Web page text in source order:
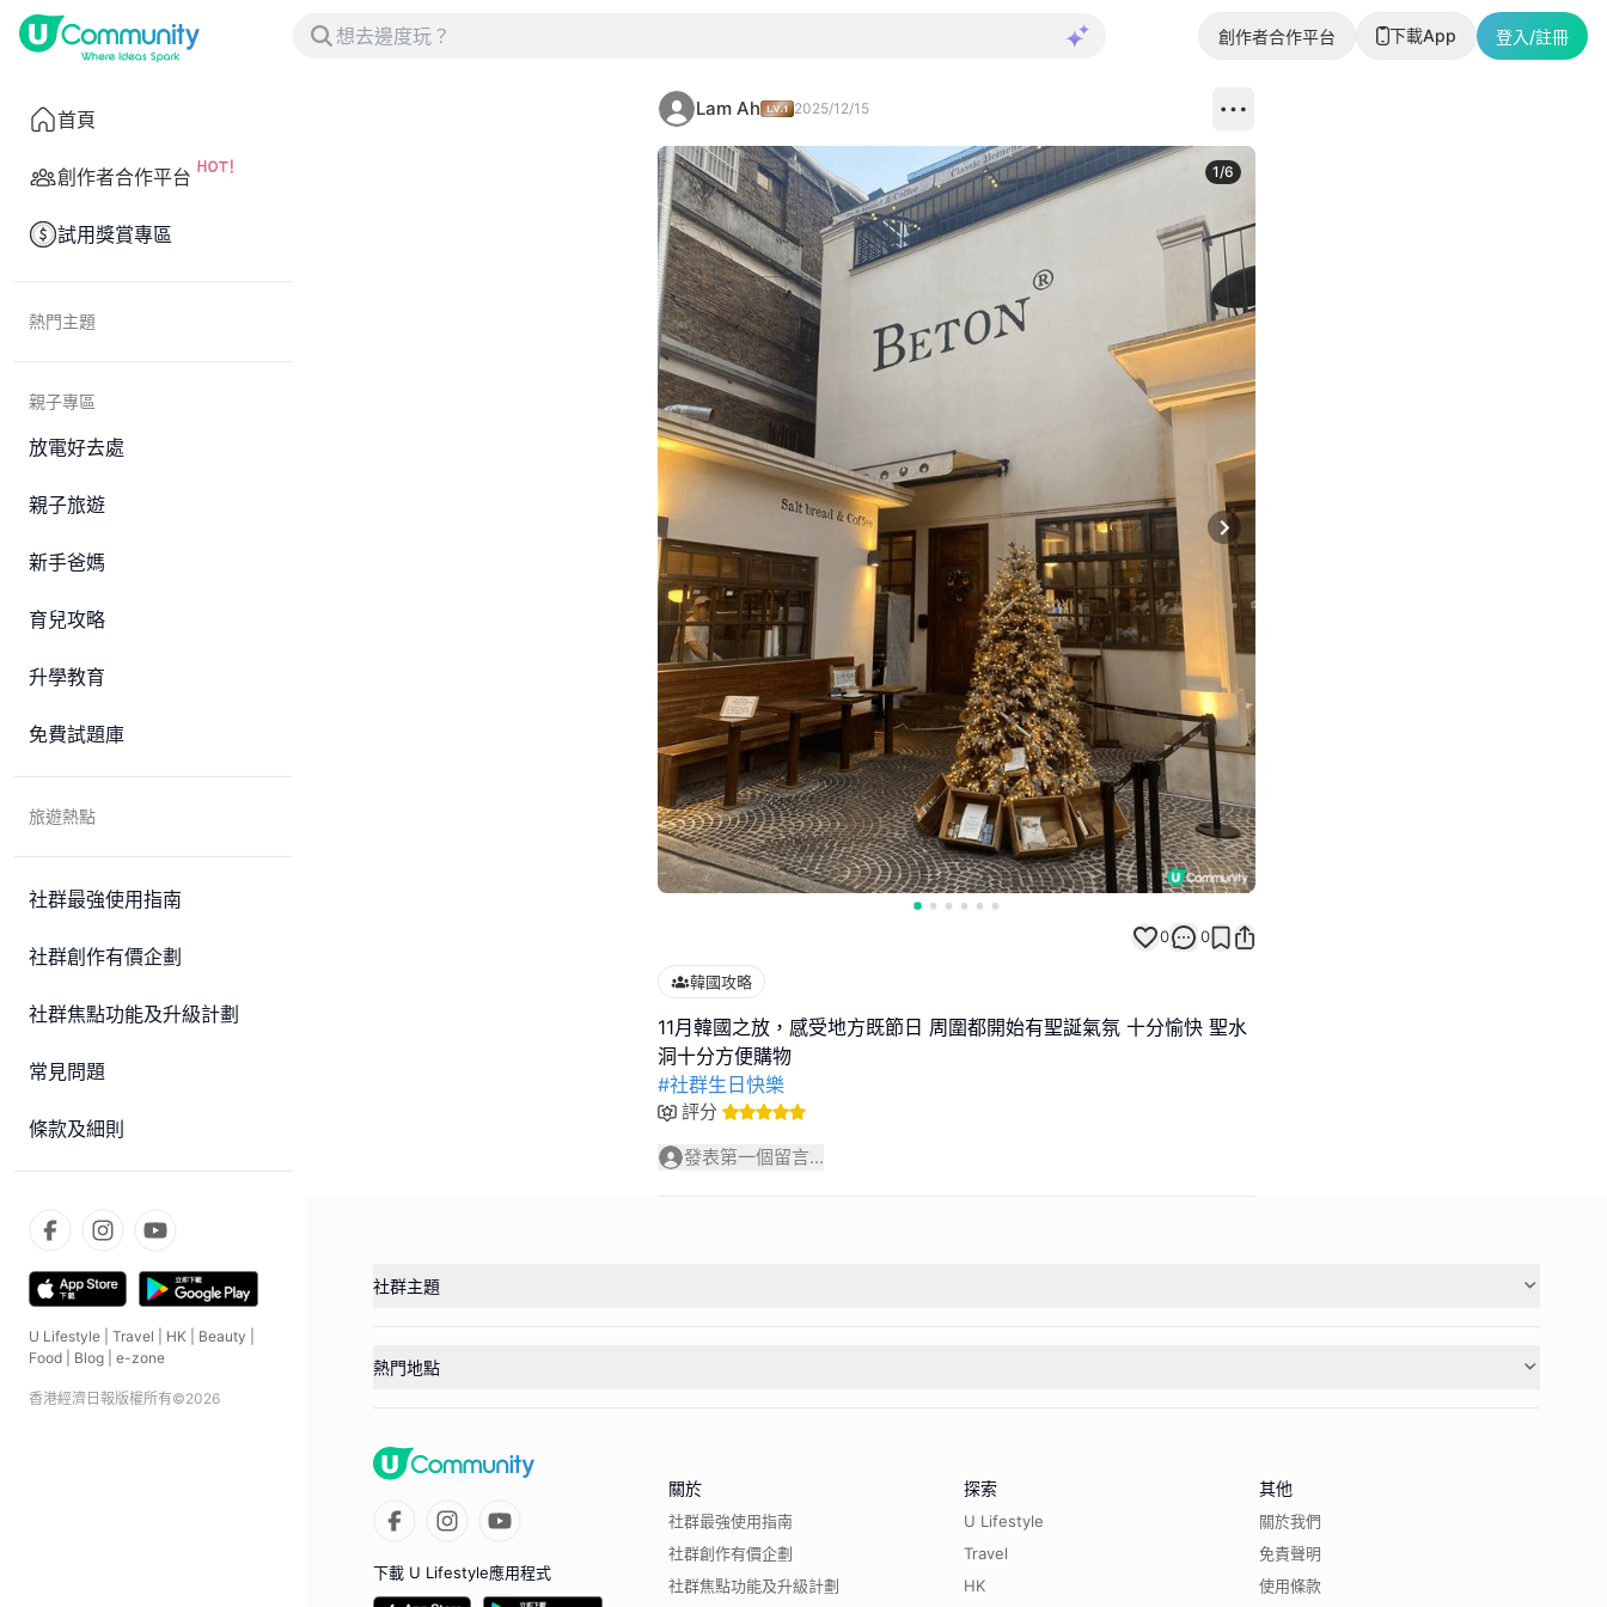
創作者合作平台 下載App 登入/註冊
首頁
創作者合作平台
試用獎賞專區
熱門主題
親子專區
放電好去處
親子旅遊
新手爸媽
育兒攻略
升學教育
免費試題庫
旅遊熱點
社群最強使用指南
社群創作有價企劃
社群焦點功能及升級計劃
常見問題
條款及細則
U Lifestyle Travel HK Beauty
Food
Blog e-zone
香港經濟日報版權所有©2026
Lam Ah 2025/12/15
Next slide
1/6
0 0
韓國攻略
11月韓國之放，感受地方既節日 周圍都開始有聖誕氣氛 十分愉快 聖水
#社群生日快樂
評分
發表第一個留言...
社群主題
熱門地點
下載 U Lifestyle應用程式
關於
社群最強使用指南
社群創作有價企劃
社群焦點功能及升級計劃
探索
U Lifestyle
Travel
HK
其他
關於我們
免責聲明
使用條款